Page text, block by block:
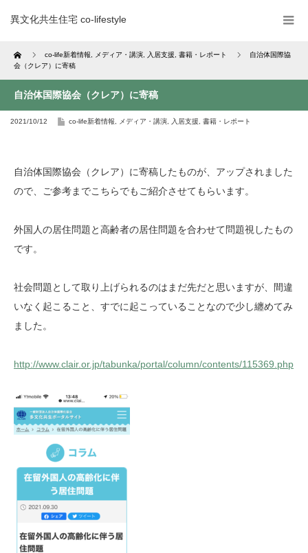
異文化共生住宅 co-lifestyle
Home co-life新着情報 メディア・講演 入居支援 書籍・レポート
自治体国際協
会（クレア）に寄稿
自治体国際協会（クレア）に寄稿
2021/10/12 co-life新着情報 メディア・講演 入居支援 書籍・レポート
自治体国際協会（クレア）に寄稿したものが、アップされました
ので、ご参考までこちらでもご紹介させてもらいます。
外国人の居住問題と高齢者の居住問題を合わせて問題視したもの
です。
社会問題として取り上げられるのはまだ先だと思いますが、間違
いなく起こること、すでに起こっていることなので少し纏めてみ
ました。
http://www.clair.or.jp/tabunka/portal/column/contents/115369.php